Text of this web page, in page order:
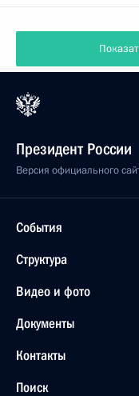
Президент России
Версия официального
События
Структура
Видео и фото
Документы
Контакты
Поиск